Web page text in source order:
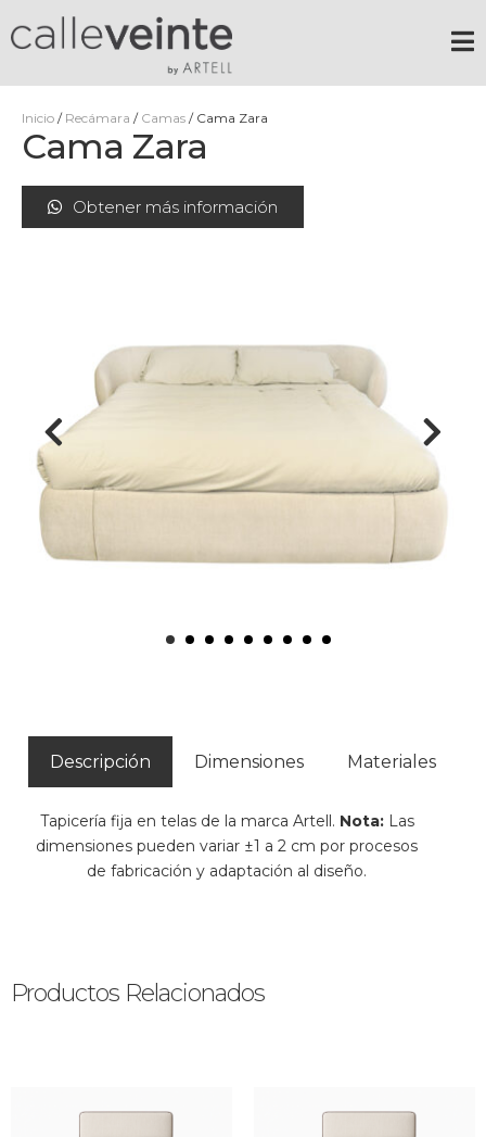
Inicio / Recámara / Camas / Cama Zara
Cama Zara
Obtener más información
Descripción Dimensiones Materiales
Tapicería fija en telas de la marca Artell. Nota:Las
dimensiones pueden variar ±1 a 2 cm por procesos
de fabricación y adaptación al diseño.
Productos Relacionados